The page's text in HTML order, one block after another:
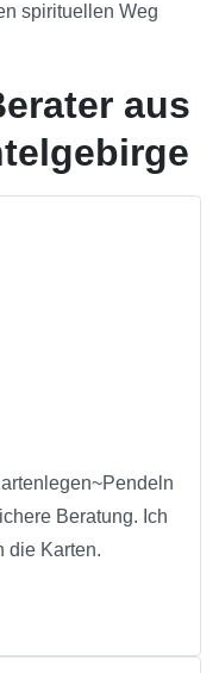
spirituellen Weg
aus
Beratung. Ich
die Karten.